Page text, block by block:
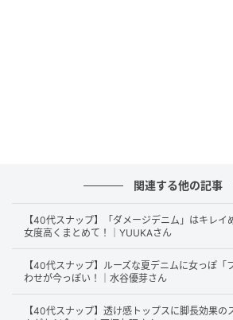
カラーはミニマルに！ 素材や
感をアップ
「インパクトがあり1枚で主役にな
のアイテムはシンプルにスタイリ
ジュカラーのデニムの裾に合わせて
ベルトを合わせることで、全体に
関連する他の記事
【40代スナップ】「ダメージデニム」はキレイ
女度高くまとめて！｜YUUKAさん
【40代スナップ】ルーズな夏デニムに女っぽ「
わせが今っぽい！｜水谷優芽さん
【40代スナップ】透け感トップスに脚長効果の